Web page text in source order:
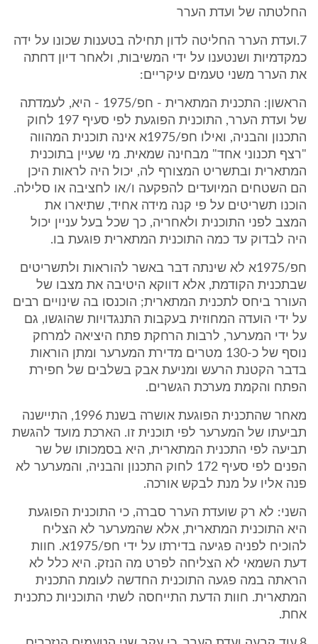
החלטתה של ועדת הערר
7.ועדת הערר החליטה לדון תחילה בטענות שכונו על ידה
כמקדמיות ושנטענו על ידי המשיבות, ולאחר דיון דחתה
את הערר משני טעמים עיקריים:
הראשון: התכנית המתארית - חפ/1975 - היא, לעמדתה
של ועדת הערר, התוכנית הפוגעת לפי סעיף 197 לחוק
התכנון והבניה, ואילו חפ/1975א אינה תוכנית המהווה
"רצף תכנוני אחד" מבחינה שמאית. מי שעיין בתוכנית
המתארית ובתשריט המצורף לה, יכול היה לראות היכן
הם השטחים המיועדים להפקעה ו/או לחציבה או סלילה.
הוכנו תשריטים על פי קנה מידה אחיד, שתיארו את
המצב לפני התוכנית ולאחריה, כך שכל בעל עניין יכול
היה לבדוק עד כמה התוכנית המתארית פוגעת בו.
חפ/1975א לא שינתה דבר באשר להוראות ולתשריטים
שבתכנית הקודמת, אלא דווקא היטיבה את מצבו של
העורר ביחס לתכנית המתארית; הוכנסו בה שינויים רבים
על ידי הועדה המחוזית בעקבות התנגדויות שהוגשו, גם
על ידי המערער, לרבות הרחקת פתח היציאה למרחק
נוסף של כ-130 מטרים מדירת המערער ומתן הוראות
בדבר הקטנת הרעש ומניעת אבק בשלבים של חפירת
הפתח והקמת מערכת הגשרים.
מאחר שהתכנית הפוגעת אושרה בשנת 1996, התיישנה
תביעתו של המערער לפי תוכנית זו. הארכת מועד להגשת
תביעה לפי התכנית המתארית, היא בסמכותו של שר
הפנים לפי סעיף 172 לחוק התכנון והבניה, והמערער לא
פנה אליו על מנת לבקש אורכה.
השני: לא רק שועדת הערר סברה, כי התוכנית הפוגעת
היא התוכנית המתארית, אלא שהמערער לא הצליח
להוכיח לפניה פגיעה בדירתו על ידי חפ/1975א. חוות
דעת השמאי לא הצליחה לפרט מה הנזק. היא כלל לא
הראתה במה פגעה התוכנית החדשה לעומת התכנית
המתארית. חוות הדעת התייחסה לשתי התוכניות כתכנית
אחת.